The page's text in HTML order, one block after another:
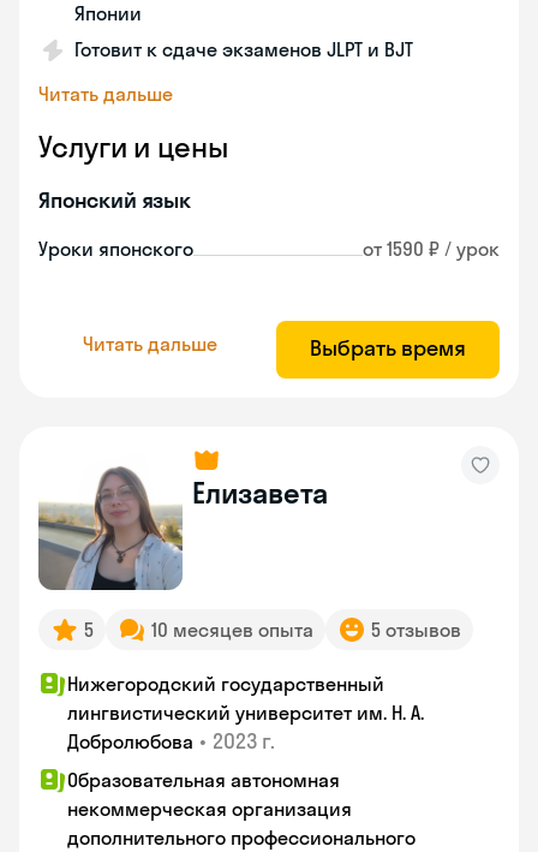
Японии
Готовит к сдаче экзаменов JLPT и BJT
Читать дальше
Услуги и цены
Японский язык
Уроки японского от 1590 ₽ / урок
Читать дальше Выбрать время
Елизавета
5 10 месяцев опыта 5 отзывов
Нижегородский государственный
лингвистический университет им. Н. А.
Добролюбова • 2023 г.
Образовательная автономная
некоммерческая организация
дополнительного профессионального